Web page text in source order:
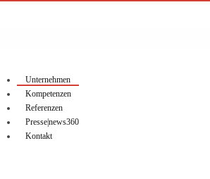
Unternehmen
Kompetenzen
Referenzen
Presse|news360
Kontakt